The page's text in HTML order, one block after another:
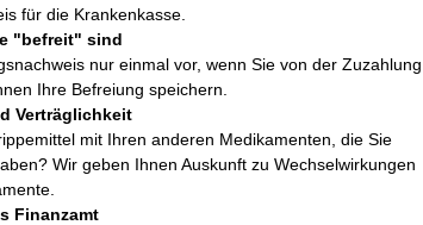
für die Krankenkasse.
"befreit" sind
nur einmal vor, wenn Sie von der Zuzahlung
Ihre Befreiung speichern.
Verträglichkeit
mit Ihren anderen Medikamenten, die Sie
Wir geben Ihnen Auskunft zu Wechselwirkungen
Finanzamt